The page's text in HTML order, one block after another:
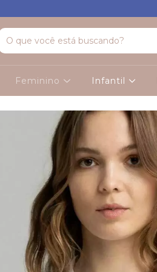
Feminino Infantil